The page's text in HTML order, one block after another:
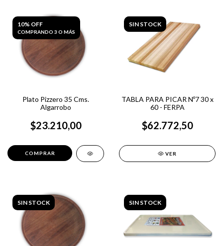
10% OFF
COMPRANDO 3 O MÁS
Plato Pizzero 35 Cms.
Algarrobo
$23.210,00
SIN STOCK
TABLA PARA PICAR Nº7 30 x
60 - FERPA
$62.772,50
VER
SIN STOCK SIN STOCK